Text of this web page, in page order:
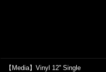
【Media】Vinyl 12'' Single